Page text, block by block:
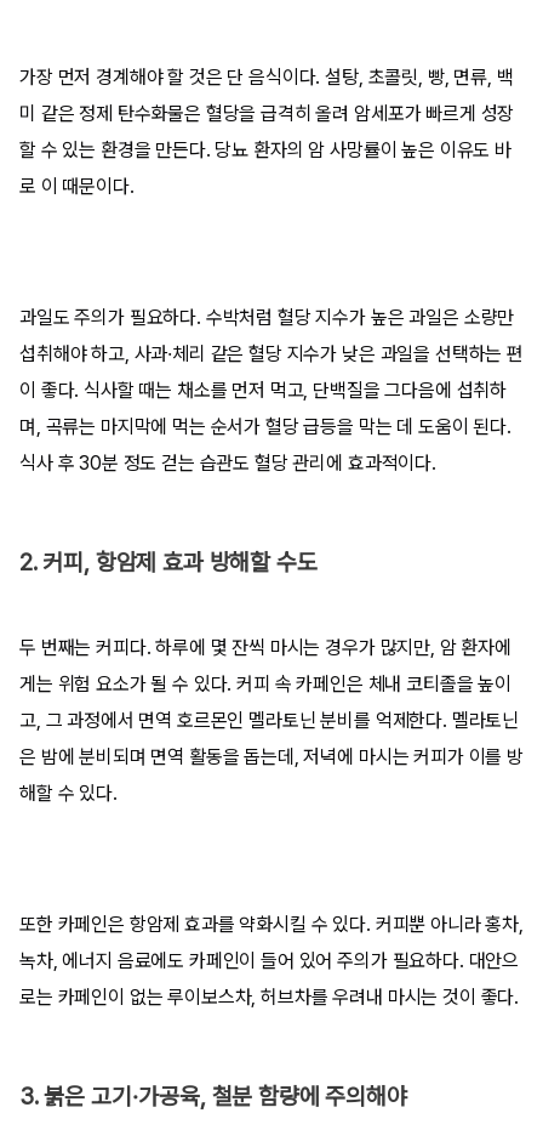
가장 먼저 경계해야 할 것은 단 음식이다. 설탕, 초콜릿, 빵, 면류, 백
미 같은 정제 탄수화물은 혈당을 급격히 올려 암세포가 빠르게 성장
할 수 있는 환경을 만든다. 당뇨 환자의 암 사망률이 높은 이유도 바
로 이 때문이다.
과일도 주의가 필요하다. 수박처럼 혈당 지수가 높은 과일은 소량만
섭취해야 하고, 사과·체리 같은 혈당 지수가 낮은 과일을 선택하는 편
이 좋다. 식사할 때는 채소를 먼저 먹고, 단백질을 그다음에 섭취하
며, 곡류는 마지막에 먹는 순서가 혈당 급등을 막는 데 도움이 된다.
식사 후 30분 정도 걷는 습관도 혈당 관리에 효과적이다.
2. 커피, 항암제 효과 방해할 수도
두 번째는 커피다. 하루에 몇 잔씩 마시는 경우가 많지만, 암 환자에
게는 위험 요소가 될 수 있다. 커피 속 카페인은 체내 코티졸을 높이
고, 그 과정에서 면역 호르몬인 멜라토닌 분비를 억제한다. 멜라토닌
은 밤에 분비되며 면역 활동을 돕는데, 저녁에 마시는 커피가 이를 방
해할 수 있다.
또한 카페인은 항암제 효과를 약화시킬 수 있다. 커피뿐 아니라 홍차,
녹차, 에너지 음료에도 카페인이 들어 있어 주의가 필요하다. 대안으
로는 카페인이 없는 루이보스차, 허브차를 우려내 마시는 것이 좋다.
3. 붉은 고기·가공육, 철분 함량에 주의해야